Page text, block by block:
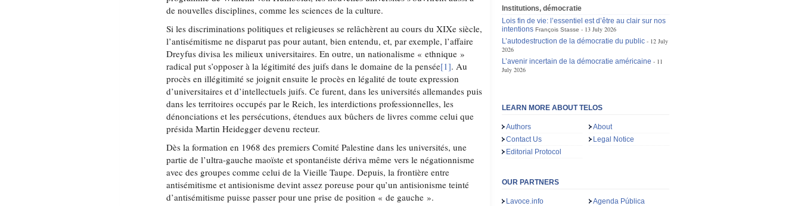
de nouvelles disciplines, comme les sciences de la culture.
Si les discriminations politiques et religieuses se relâchèrent au cours du XIXe siècle,
l’antisémitisme ne disparut pas pour autant, bien entendu, et, par exemple, l’affaire
Dreyfus divisa les milieux universitaires. En outre, un nationalisme « ethnique »
radical put s’opposer à la légitimité des juifs dans le domaine de la pensée[1]. Au
procès en illégitimité se joignit ensuite le procès en légalité de toute expression
d’universitaires et d’intellectuels juifs. Ce furent, dans les universités allemandes puis
dans les territoires occupés par le Reich, les interdictions professionnelles, les
dénonciations et les persécutions, étendues aux bûchers de livres comme celui que
présida Martin Heidegger devenu recteur.
Dès la formation en 1968 des premiers Comité Palestine dans les universités, une
partie de l’ultra-gauche maoïste et spontanéiste dériva même vers le négationnisme
avec des groupes comme celui de la Vieille Taupe. Depuis, la frontière entre
antisémitisme et antisionisme devint assez poreuse pour qu’un antisionisme teinté
d’antisémitisme puisse passer pour une prise de position « de gauche ».
Institutions, démocratie
Lois fin de vie: l’essentiel est d’être au clair sur nos
intentions François Stasse
13 July 2026
L’autodestruction de la démocratie du public
12 July
2026
L’avenir incertain de la démocratie américaine
11
July 2026
LEARN MORE ABOUT TELOS
Authors
About
Contact Us
Legal Notice
Editorial Protocol
OUR PARTNERS
Lavoce.info
Agenda Pública